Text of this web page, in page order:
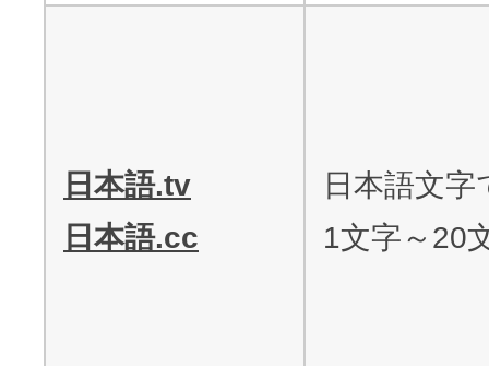
日本語.tv
日本語.cc
日本語文字
1文字～20